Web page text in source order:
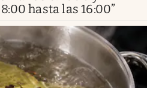
hasta las 16:00”